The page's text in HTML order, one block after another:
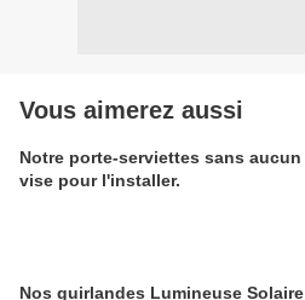
Vous aimerez aussi
Notre porte-serviettes sans aucun
vise pour l'installer.
Nos guirlandes Lumineuse Solaire